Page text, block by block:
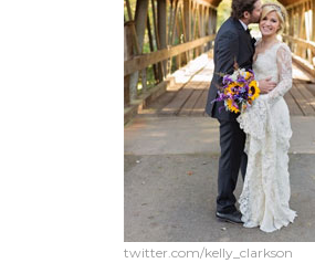
twitter.com/kelly_clarkson